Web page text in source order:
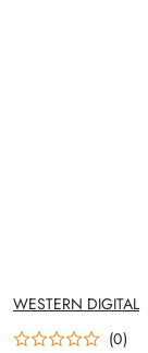
NAZWA
PRODUCENTA:
WESTERN DIGITAL
(0)